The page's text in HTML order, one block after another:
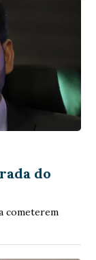
do
cometerem